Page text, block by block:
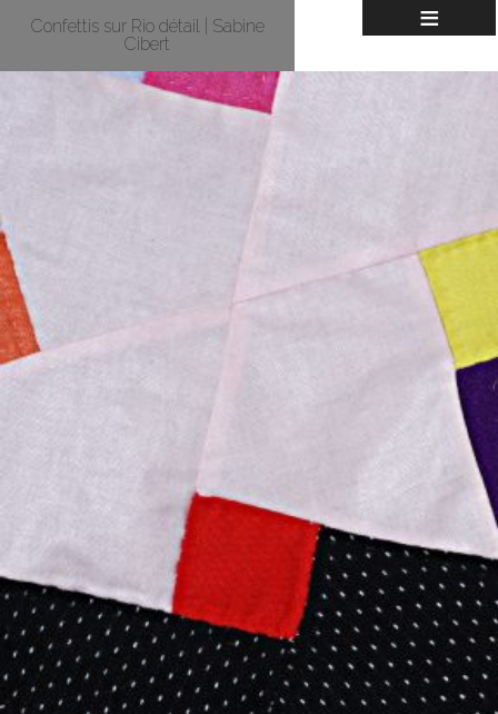
≡
Confettis sur Rio détail | Sabine
Cibert